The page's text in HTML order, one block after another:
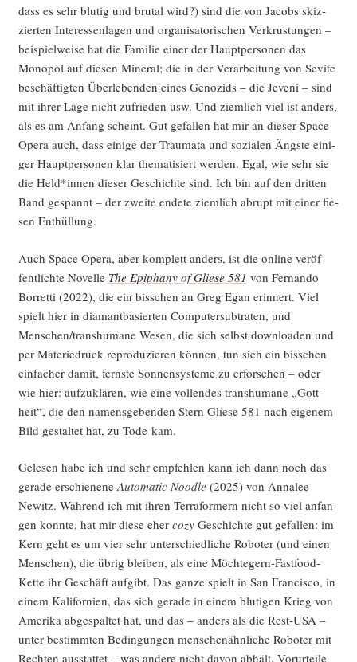
dass es sehr blu­tig und bru­tal wird?) sind die von Jacobs skiz­
zier­ten Inter­es­sen­la­gen und orga­ni­sa­to­ri­schen Ver­krus­tun­gen –
bei­spiel­wei­se hat die Fami­lie einer der Haupt­per­so­nen das
Mono­pol auf die­sen Mine­ral; die in der Ver­ar­bei­tung von Sevi­te
beschäf­tig­ten Über­le­ben­den eines Geno­zids – die Jeve­ni – sind
mit ihrer Lage nicht zufrie­den usw. Und ziem­lich viel ist anders,
als es am Anfang scheint. Gut gefal­len hat mir an die­ser Space
Ope­ra auch, dass eini­ge der Trau­ma­ta und sozia­len Ängs­te eini­
ger Haupt­per­so­nen klar the­ma­ti­siert wer­den. Egal, wie sehr sie
die Held*innen die­ser Geschich­te sind. Ich bin auf den drit­ten
Band gespannt – der zwei­te ende­te ziem­lich abrupt mit einer fie­
sen Enthüllung.
Auch Space Ope­ra, aber kom­plett anders, ist die online ver­öf­
fent­lich­te Novel­le The Epi­pha­ny of Glie­se 581 von Fer­nan­do
Bor­ret­ti (2022), die ein biss­chen an Greg Egan erin­nert. Viel
spielt hier in dia­mant­ba­sier­ten Com­pu­ter­sub­tra­ten, und
Menschen/transhumane Wesen, die sich selbst down­loa­den und
per Mate­rie­druck repro­du­zie­ren kön­nen, tun sich ein biss­chen
ein­fa­cher damit, ferns­te Son­nen­sys­te­me zu erfor­schen – oder
wie hier: auf­zu­klä­ren, wie eine voll­endes trans­hu­ma­ne „Gott­
heit“, die den namens­ge­ben­den Stern Glie­se 581 nach eige­nem
Bild gestal­tet hat, zu Tode kam.
Gele­sen habe ich und sehr emp­feh­len kann ich dann noch das
gera­de erschie­ne­neAuto­ma­tic Nood­le (2025) von Anna­lee
Newitz. Wäh­rend ich mit ihren Ter­ra­for­mern nicht so viel anfan­
gen konn­te, hat mir die­se eher cozyGeschich­te gut gefal­len: im
Kern geht es um vier sehr unter­schied­li­che Robo­ter (und einen
Men­schen), die übrig blei­ben, als eine Möch­te­gern-Fast­food-
Ket­te ihr Geschäft auf­gibt. Das gan­ze spielt in San Fran­cis­co, in
einem Kali­for­ni­en, das sich gera­de in einem blu­ti­gen Krieg von
Ame­ri­ka abge­spal­tet hat, und das – anders als die Rest-USA –
unter bestimm­ten Bedin­gun­gen men­schen­ähn­li­che Robo­ter mit
Rech­ten aus­stat­tet – was ande­re nicht davon abhält, Vor­ur­tei­le